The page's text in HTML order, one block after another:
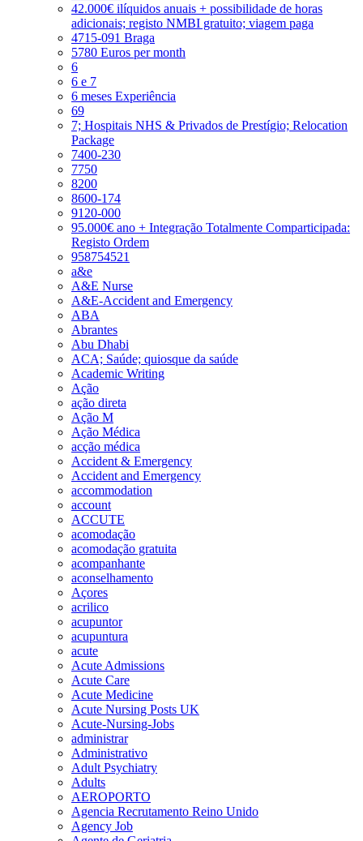
42.000€ ilíquidos anuais + possibilidade de horas
adicionais; registo NMBI gratuito; viagem paga
4715-091 Braga
5780 Euros per month
6
6 e 7
6 meses Experiência
69
7; Hospitais NHS & Privados de Prestígio; Relocation
Package
7400-230
7750
8200
8600-174
9120-000
95.000€ ano + Integração Totalmente Comparticipada:
Registo Ordem
958754521
a&e
A&E Nurse
A&E-Accident and Emergency
ABA
Abrantes
Abu Dhabi
ACA; Saúde; quiosque da saúde
Academic Writing
Ação
ação direta
Ação M
Ação Médica
acção médica
Accident & Emergency
Accident and Emergency
accommodation
account
ACCUTE
acomodação
acomodação gratuita
acompanhante
aconselhamento
Açores
acrilico
acupuntor
acupuntura
acute
Acute Admissions
Acute Care
Acute Medicine
Acute Nursing Posts UK
Acute-Nursing-Jobs
administrar
Administrativo
Adult Psychiatry
Adults
AEROPORTO
Agencia Recrutamento Reino Unido
Agency Job